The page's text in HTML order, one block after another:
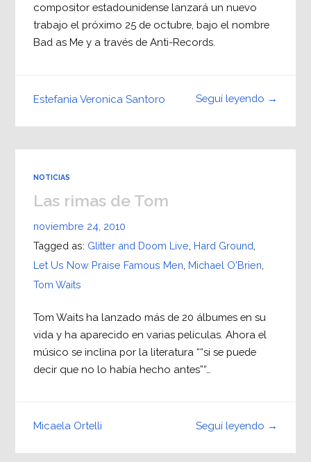
compositor estadounidense lanzará un nuevo
trabajo el próximo 25 de octubre, bajo el nombre
Bad as Me y a través de Anti-Records.
Seguí leyendo →
Estefania Veronica Santoro
NOTICIAS
Las rimas de Tom
noviembre 24, 2010
Tagged as: Glitter and Doom Live Hard Ground
Let Us Now Praise Famous Men Michael O'Brien
Tom Waits
Tom Waits ha lanzado más de 20 álbumes en su
vida y ha aparecido en varias películas. Ahora el
músico se inclina por la literatura ““si se puede
decir que no lo había hecho antes”“…
Seguí leyendo →
Micaela Ortelli